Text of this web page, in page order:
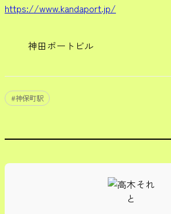
https://www.kandaport.jp/
神田ポートビル
#神保町駅